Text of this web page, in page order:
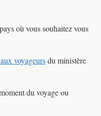
où vous souhaitez vous
voyageursdu ministère
du voyage ou